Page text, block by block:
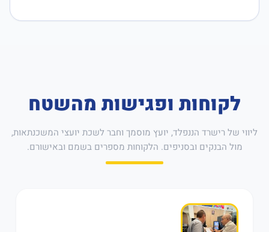
לקוחות ופגישות מהשטח
ליווי של רישרד הננפלד, יועץ מוסמך וחבר לשכת יועצי המשכנתאות,
מול הבנקים ובסניפים. הלקוחות מספרים בשמם ובאישורם.